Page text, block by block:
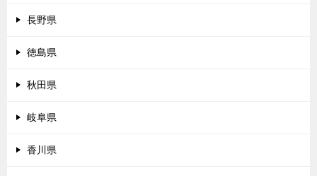
長野県
徳島県
秋田県
岐阜県
香川県